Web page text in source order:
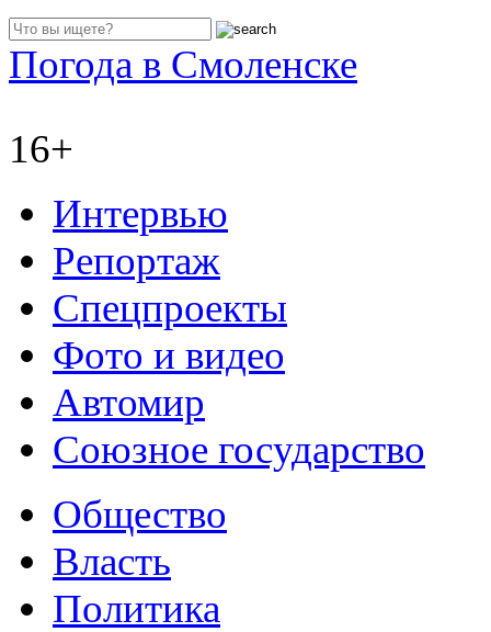
Погода в Смоленске
16+
Интервью
Репортаж
Спецпроекты
Фото и видео
Автомир
Союзное государство
Общество
Власть
Политика